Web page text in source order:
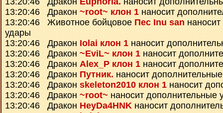
13:20:46 Дракон ~root~ клон 1 наносит
13:20:46 Животное бойцовое Пес Inu san
удары
13:20:46 Дракон Iolai клон 1 наносит
13:20:46 Дракон ~EviL~ клон 1 наносит
13:20:46 Дракон Alex_P клон 1 наносит
13:20:46 Дракон Путник. наносит
13:20:46 Дракон skeleton2010 клон 1 наносит
13:20:46 Дракон ~root~ наносит дополнительные
13:20:46 Дракон HeyDa4HNK наносит